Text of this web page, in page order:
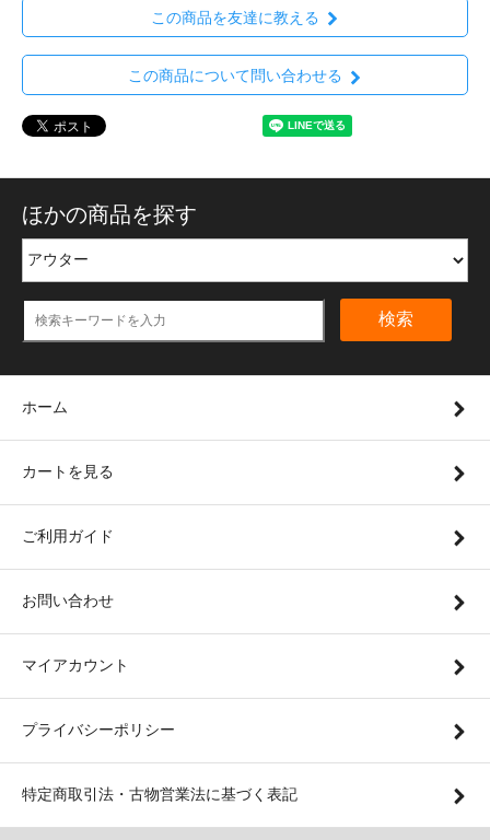
この商品を友達に教える
この商品について問い合わせる
ほかの商品を探す
検索
ホーム
カートを見る
ご利用ガイド
お問い合わせ
マイアカウント
プライバシーポリシー
特定商取引法・古物営業法に基づく表記